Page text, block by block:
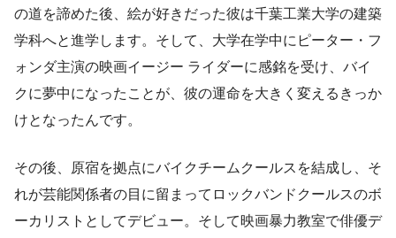
の道を諦めた後、絵が好きだった彼は千葉工業大学の建築
学科へと進学します。そして、大学在学中にピーター・フ
ォンダ主演の映画イージー ライダーに感銘を受け、バイ
クに夢中になったことが、彼の運命を大きく変えるきっか
けとなったんです。
その後、原宿を拠点にバイクチームクールスを結成し、そ
れが芸能関係者の目に留まってロックバンドクールスのボ
ーカリストとしてデビュー。そして映画暴力教室で俳優デ